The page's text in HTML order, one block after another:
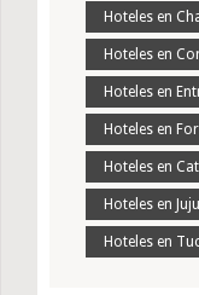
Hoteles en
Hoteles en
Hoteles en
Hoteles en
Hoteles en
Hoteles en
Hoteles en